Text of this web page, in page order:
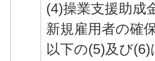
(4)操業支援助成
新規雇用者の確
以下の(5)及び